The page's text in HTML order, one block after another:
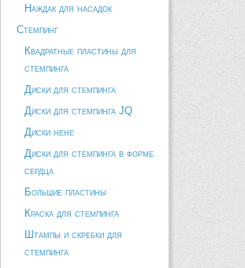
Наждак для насадок
Стемпинг
Квадратные пластины для
стемпинга
Диски для стемпинга
Диски для стемпинга JQ
Диски hehe
Диски для стемпинга в форме
сердца
Большие пластины
Краска для стемпинга
Штампы и скребки для
стемпинга